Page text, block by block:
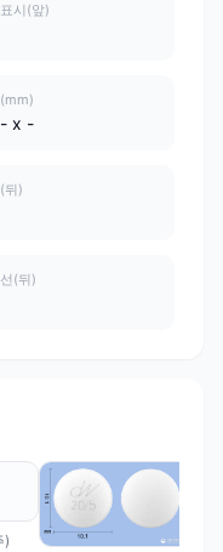
시(앞)
x -
뒤)
(뒤)
)